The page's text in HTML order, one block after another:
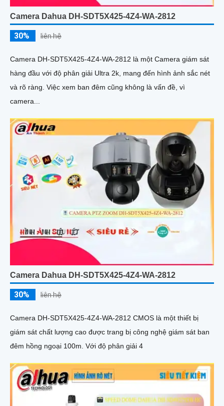
Camera Dahua DH-SDT5X425-4Z4-WA-2812
30% liên hệ
Camera DH-SDT5X425-4Z4-WA-2812 là một Camera giám sát
hàng đầu với độ phân giải Ultra 2k, mang đến hình ảnh sắc nét
và rõ ràng. Việc xem ban đêm cũng không là vấn đề, vì
camera...
Camera Dahua DH-SDT5X425-4Z4-WA-2812
30% liên hệ
Camera DH-SDT5X425-4Z4-WA-2812 CMOS là một thiết bị
giám sát chất lượng cao được trang bị công nghệ giám sát ban
đêm hồng ngoại 100m. Với độ phân giải 4